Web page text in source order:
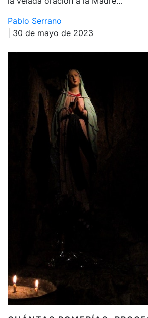
Pablo Serrano
| 30 de mayo de 2023